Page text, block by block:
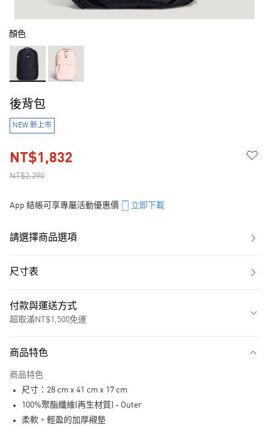
顏色
後背包
NEW 新上市
NT$2,290
NT$1,832
App 結帳可享專屬活動優惠價 立即下載
請選擇商品選項
尺寸表
付款與運送方式
超取滿NT$1,500免運
LINE Pay
商品特色
商品特色
尺寸：28 cm x 41 cm x 17 cm
100%聚酯纖維(再生材質) - Outer
柔軟、輕盈的加厚襯墊